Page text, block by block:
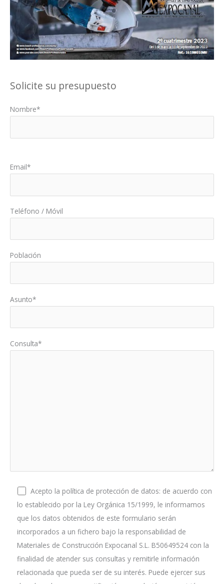
Solicite su presupuesto
Nombre*
Email*
Teléfono / Móvil
Población
Asunto*
Consulta*
Acepto la política de protección de datos: de acuerdo con
lo establecido por la Ley Orgánica 15/1999, le informamos
que los datos obtenidos de este formulario serán
incorporados a un fichero bajo la responsabilidad de
Materiales de Construcción Expocanal S.L. B50649524 con la
finalidad de atender sus consultas y remitirle información
relacionada que pueda ser de su interés. Puede ejercer sus